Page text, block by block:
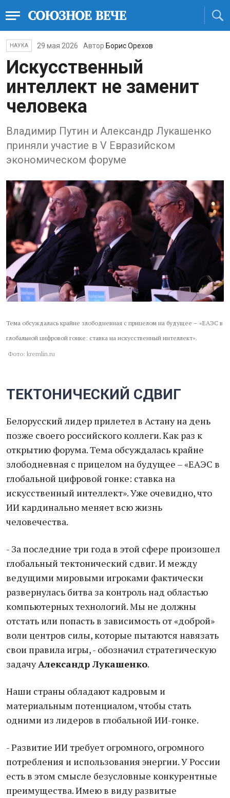
НАУКА 29 мая 2026 Автор Борис Орехов
Искусственный
интеллект не заменит
человека
Владимир Путин и Александр Лукашенко
приняли участие в V Евразийском
экономическом форуме
Тема обсуждалась крайне злободневная с прицелом на будущее – «ЕАЭС в
глобальной цифровой гонке: ставка на искусственный интеллект».
Фото: kremlin.ru
ТЕКТОНИЧЕСКИЙ СДВИГ
Белорусский лидер прилетел в Астану на день
позже своего российского коллеги. Как раз к
открытию форума. Тема обсуждалась крайне
злободневная с прицелом на будущее – «ЕАЭС в
глобальной цифровой гонке: ставка на
искусственный интеллект». Уже очевидно, что
ИИ кардинально меняет всю жизнь
человечества.
- За последние три года в этой сфере произошел
глобальный тектонический сдвиг. И между
ведущими мировыми игроками фактически
развернулась битва за контроль над областью
компьютерных технологий. Мы не должны
отстать или попасть в зависимость от «доброй»
воли центров силы, которые пытаются навязать
свои правила игры, - обозначил стратегическую
задачуАлександр Лукашенко.
Наши страны обладают кадровым и
материальным потенциалом, чтобы стать
одними из лидеров в глобальной ИИ-гонке.
- Развитие ИИ требует огромного, огромного
потребления и использования энергии. У России
есть в этом смысле безусловные конкурентные
преимущества. Имею в виду развитые